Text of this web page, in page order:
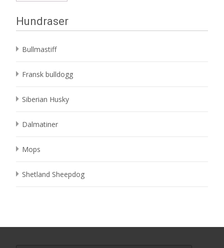
Hundraser
Bullmastiff
Fransk bulldogg
Siberian Husky
Dalmatiner
Mops
Shetland Sheepdog